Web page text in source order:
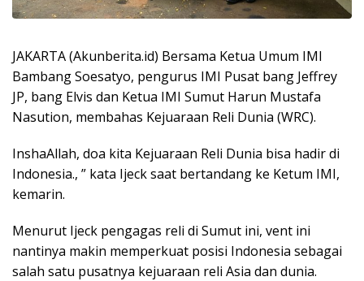
JAKARTA (Akunberita.id) Bersama Ketua Umum IMI
Bambang Soesatyo, pengurus IMI Pusat bang Jeffrey
JP, bang Elvis dan Ketua IMI Sumut Harun Mustafa
Nasution, membahas Kejuaraan Reli Dunia (WRC).
InshaAllah, doa kita Kejuaraan Reli Dunia bisa hadir di
Indonesia., ” kata Ijeck saat bertandang ke Ketum IMI,
kemarin.
Menurut Ijeck pengagas reli di Sumut ini, vent ini
nantinya makin memperkuat posisi Indonesia sebagai
salah satu pusatnya kejuaraan reli Asia dan dunia.